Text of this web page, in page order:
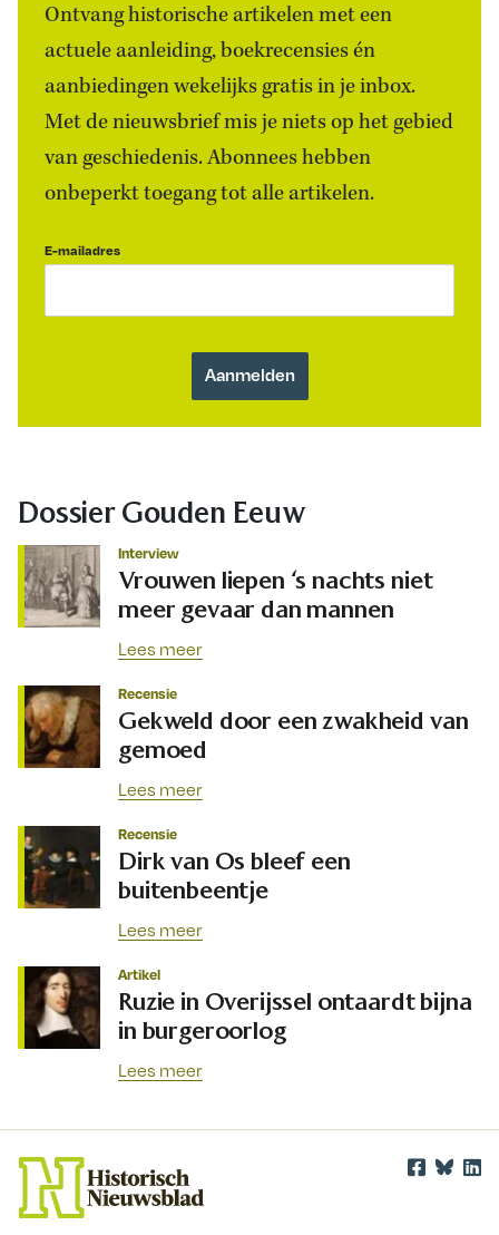
Ontvang historische artikelen met een
actuele aanleiding, boekrecensies én
aanbiedingen wekelijks gratis in je inbox.
Met de nieuwsbrief mis je niets op het gebied
van geschiedenis. Abonnees hebben
onbeperkt toegang tot alle artikelen.
E-mailadres
Dossier Gouden Eeuw
Interview
Vrouwen liepen ‘s nachts niet
meer gevaar dan mannen
Lees meer
Recensie
Gekweld door een zwakheid van
gemoed
Lees meer
Recensie
Dirk van Os bleef een
buitenbeentje
Lees meer
Artikel
Ruzie in Overijssel ontaardt bijna
in burgeroorlog
Lees meer